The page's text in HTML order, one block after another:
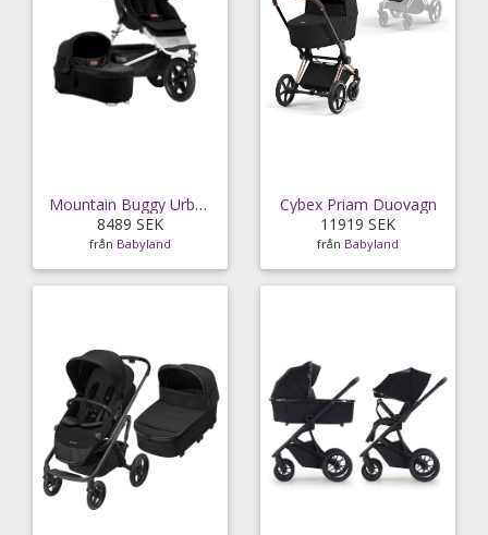
Mountain Buggy Urban Jungle V3.2 Duovagn
8489 SEK
från Babyland
Cybex Priam Duovagn
11919 SEK
från Babyland